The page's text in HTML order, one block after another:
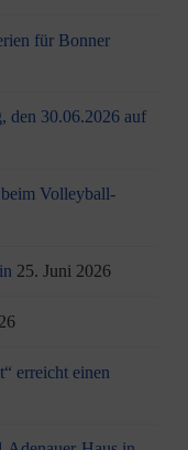
für Bonner
den 30.06.2026 auf
Volleyball-
25. Juni 2026
erreicht einen